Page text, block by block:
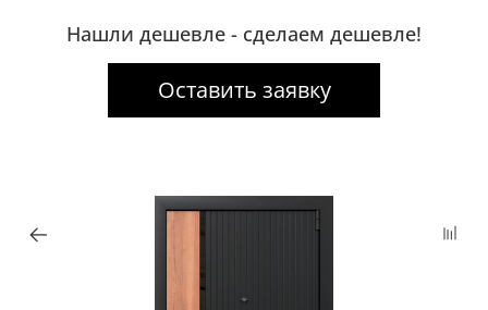
Нашли дешевле - сделаем дешевле!
Оставить заявку